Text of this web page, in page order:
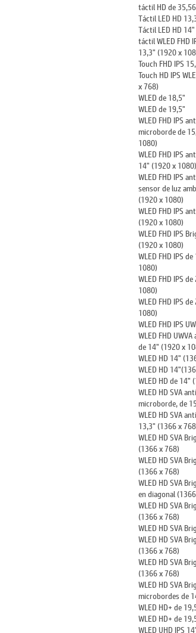
táctil HD de
Táctil LED HD
Táctil LED HD 14"
táctil WLED FHD
13,3" (1920 x
Touch FHD IPS
Touch HD IPS
x 768)
WLED de 18,5"
WLED de 19,5"
WLED FHD IPS
microborde de
1080)
WLED FHD IPS
14" (1920 x 1080)
WLED FHD IPS
sensor de luz
(1920 x 1080)
WLED FHD IPS
(1920 x 1080)
WLED FHD IPS
(1920 x 1080)
WLED FHD IPS
1080)
WLED FHD IPS
1080)
WLED FHD IPS
1080)
WLED FHD IPS
WLED FHD
de 14" (1920 x
WLED HD 14"
WLED HD
WLED HD de 14"
WLED HD SVA
microborde, de
WLED HD SVA
13,3" (1366 x
WLED HD SVA
(1366 x 768)
WLED HD SVA
(1366 x 768)
WLED HD SVA
en diagonal
WLED HD SVA
(1366 x 768)
WLED HD SVA
WLED HD SVA
(1366 x 768)
WLED HD SVA
(1366 x 768)
WLED HD SVA
microbordes de
WLED HD+ de
WLED HD+ de
WLED UHD IPS